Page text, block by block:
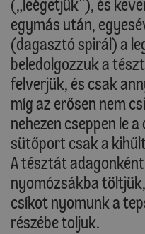
(„leégetjük”), és
egymás után,
(dagasztó spirál) a
beledolgozzuk a
felverjük, és csak
míg az erősen nem
nehezen cseppen le
sütőport csak a
A tésztát
nyomózsákba
csíkot nyomunk a
részébe toljuk.